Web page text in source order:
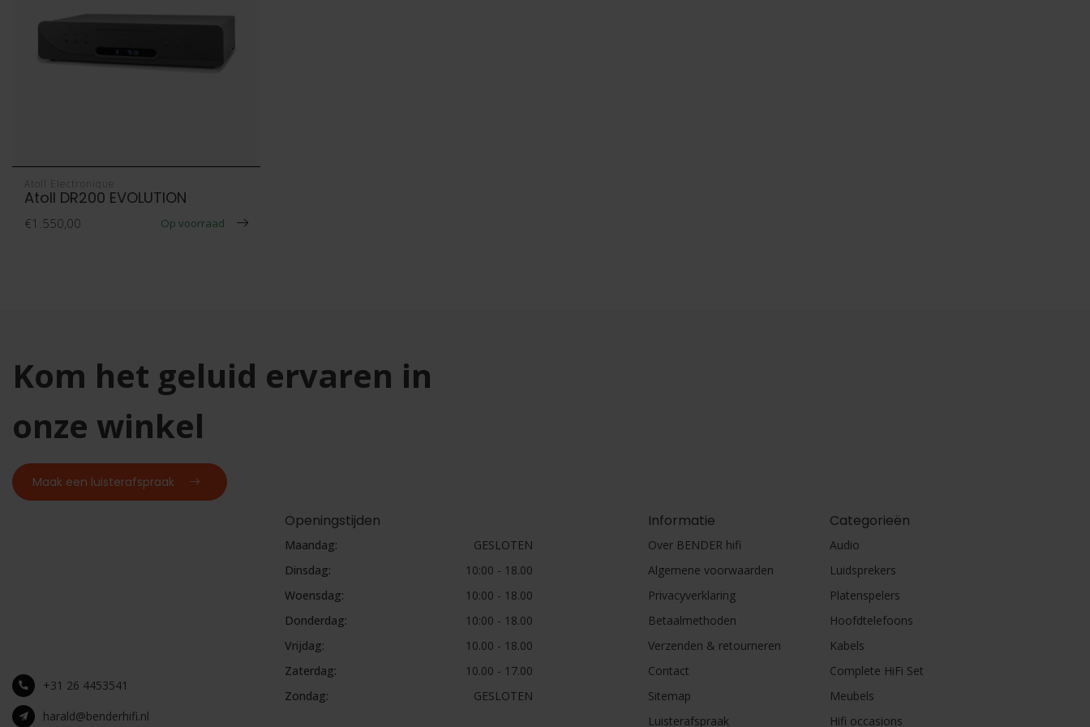
Atoll Electronique
Atoll DR200 EVOLUTION
€1.550,00 Op voorraad
Kom het geluid ervaren in
onze winkel
Maak een luisterafspraak
+31 26 4453541
harald@benderhifi.nl
Openingstijden
Maandag:
GESLOTEN
Dinsdag:
10:00 - 18.00
Woensdag:
10:00 - 18.00
Donderdag:
10:00 - 18.00
Vrijdag:
10.00 - 18.00
Zaterdag:
10.00 - 17.00
Zondag:
GESLOTEN
Informatie
Over BENDER hifi
Algemene voorwaarden
Privacyverklaring
Betaalmethoden
Verzenden & retourneren
Contact
Sitemap
Luisterafspraak
Categorieën
Audio
Luidsprekers
Platenspelers
Hoofdtelefoons
Kabels
Complete HiFi Set
Meubels
Hifi occasions